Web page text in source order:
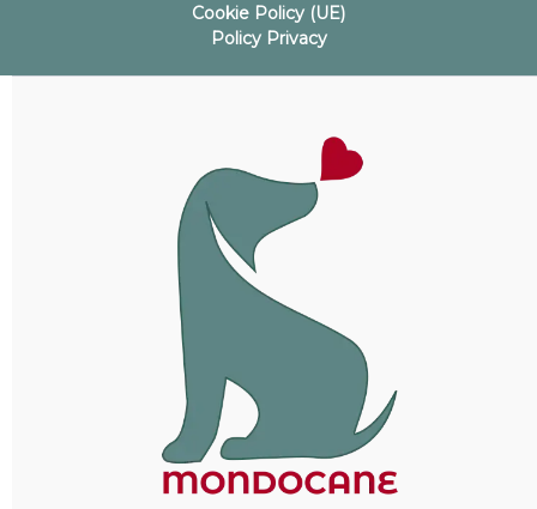
Cookie Policy (UE)
Policy Privacy